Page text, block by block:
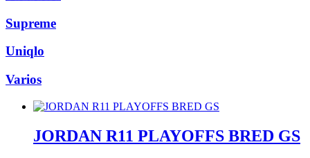
Supreme
Uniqlo
Varios
JORDAN R11 PLAYOFFS BRED GS